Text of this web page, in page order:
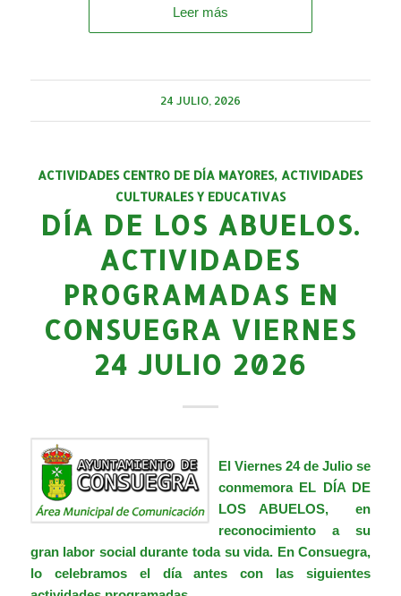
Leer más
24 JULIO, 2026
ACTIVIDADES CENTRO DE DÍA MAYORES, ACTIVIDADES
CULTURALES Y EDUCATIVAS
DÍA DE LOS ABUELOS.
ACTIVIDADES
PROGRAMADAS EN
CONSUEGRA VIERNES
24 JULIO 2026
El Viernes 24 de Julio se
conmemora EL DÍA DE
LOS ABUELOS, en
reconocimiento a su
gran labor social durante toda su vida. En Consuegra,
lo celebramos el día antes con las siguientes